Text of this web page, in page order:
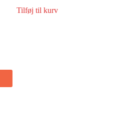
Tilføj til kurv